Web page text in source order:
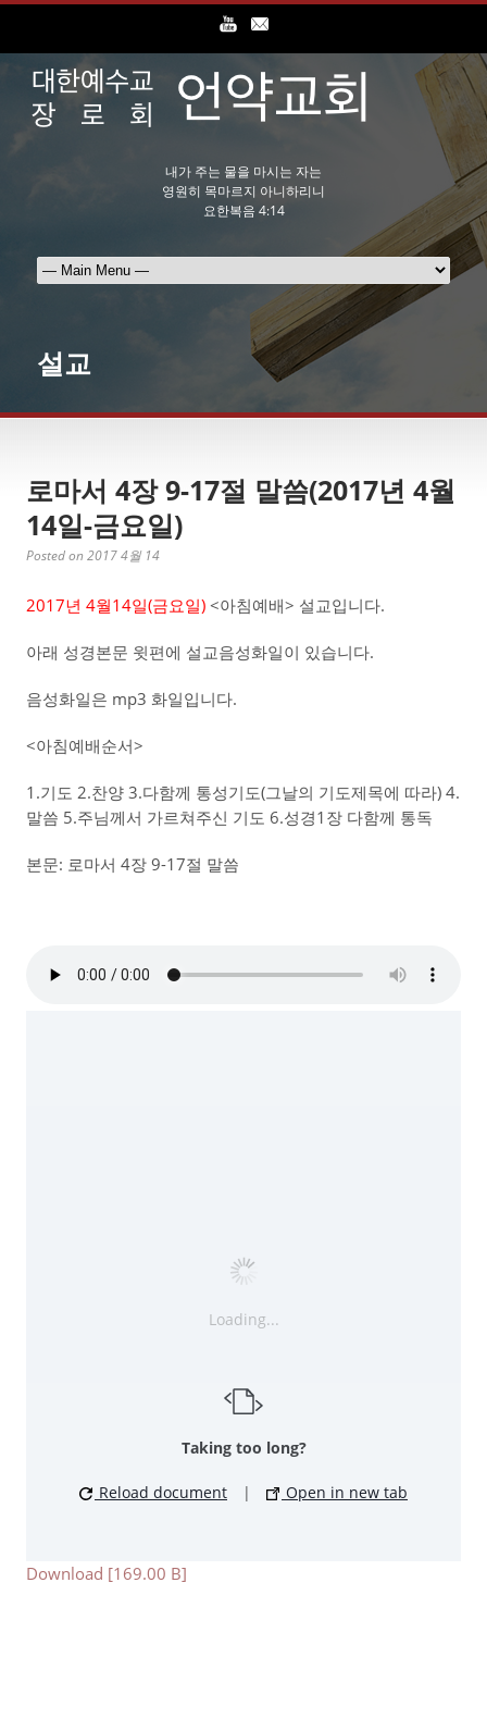
내가 주는 물을 마시는 자는
영원히 목마르지 아니하리니
요한복음 4:14
설교
로마서 4장 9-17절 말씀(2017년 4월
14일-금요일)
Posted on 2017 4월 14
2017년 4월14일(금요일) <아침예배> 설교입니다.
아래 성경본문 윗편에 설교음성화일이 있습니다.
음성화일은 mp3 화일입니다.
<아침예배순서>
1.기도 2.찬양 3.다함께 통성기도(그날의 기도제목에 따라) 4.
말씀 5.주님께서 가르쳐주신 기도 6.성경1장 다함께 통독
본문: 로마서 4장 9-17절 말씀
Loading...
Taking too long?
Reload document | Open in new tab
Download [169.00 B]